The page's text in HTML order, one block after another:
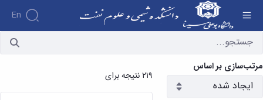
En
آرشیو اخبار - دانشکده شیمی و علوم نفت
مرتب‌سازی بر اساس
۲۱۹ نتیجه برای